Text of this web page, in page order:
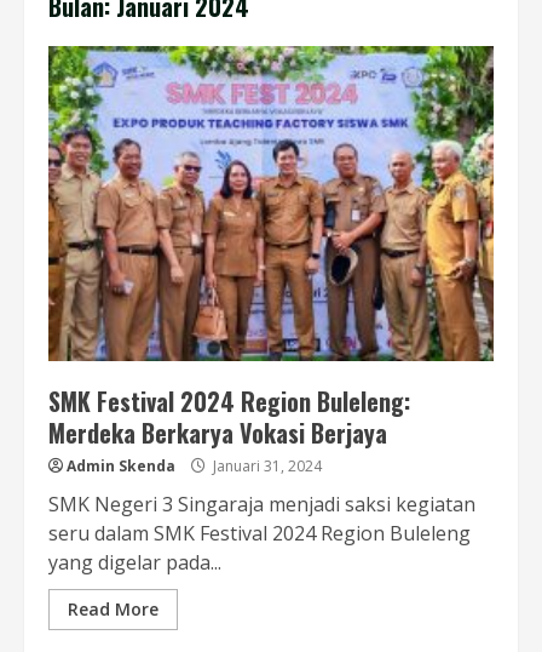
SMK Festival 2024 Region Buleleng:
Merdeka Berkarya Vokasi Berjaya
Admin Skenda Januari 31, 2024
SMK Negeri 3 Singaraja menjadi saksi kegiatan
seru dalam SMK Festival 2024 Region Buleleng
yang digelar pada...
Read More